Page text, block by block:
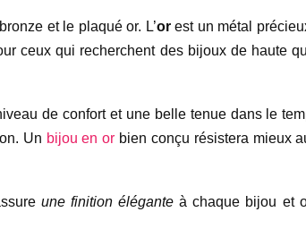
et le plaqué or. L’orest un métal
ceux qui recherchent des bijoux de haute
de confort et une belle tenue dans le
Un bijou en or bien conçu résistera mieux
une finition éléganteà chaque bijou et